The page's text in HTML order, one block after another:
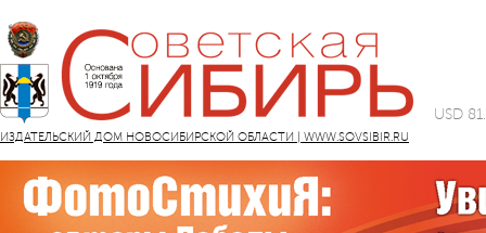
ИЗДАТЕЛЬСКИЙ ДОМ НОВОСИБИРСКОЙ ОБЛАСТИ | WWW.SOVSIBIR.RU
USD